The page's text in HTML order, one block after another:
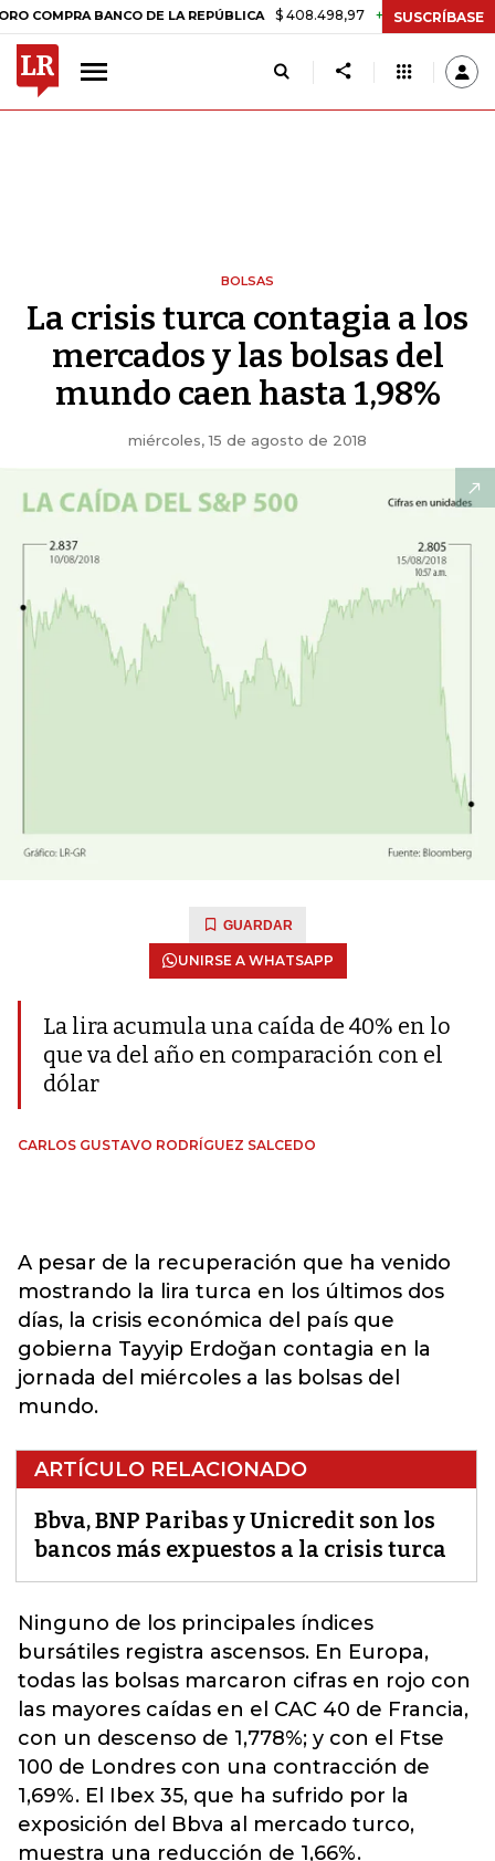
BANCO DE LA REPÚBLICA $ 408.498,97 +$ 8.753,81 +2,19%
SUSCRÍBASE
BOLSAS
La crisis turca contagia a los
mercados y las bolsas del
mundo caen hasta 1,98%
miércoles, 15 de agosto de 2018
GUARDAR
UNIRSE A WHATSAPP
La lira acumula una caída de 40% en lo
que va del año en comparación con el
dólar
CARLOS GUSTAVO RODRÍGUEZ SALCEDO
A pesar de la recuperación que ha venido
mostrando la lira turca en los últimos dos
días, la crisis económica del país que
gobierna Tayyip Erdoğan contagia en la
jornada del miércoles a las bolsas del
mundo.
ARTÍCULO RELACIONADO
Bbva, BNP Paribas y Unicredit son los
bancos más expuestos a la crisis turca
Ninguno de los principales índices
bursátiles registra ascensos. En Europa,
todas las bolsas marcaron cifras en rojo con
las mayores caídas en el CAC 40 de Francia,
con un descenso de 1,778%; y con el Ftse
100 de Londres con una contracción de
1,69%. El Ibex 35, que ha sufrido por la
exposición del Bbva al mercado turco,
muestra una reducción de 1,66%.